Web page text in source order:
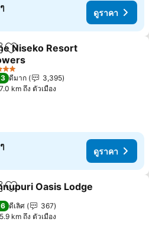
ดูราคา
เพิ่มในรายการโปรด
Niseko Resort
ว
ดีมาก
3,395
7.0 km ถึง ตัวเมือง
ดูราคา
เพิ่มในรายการโปรด
Oasis Lodge
ว
ดีเลิศ
367
5.9 km ถึง ตัวเมือง